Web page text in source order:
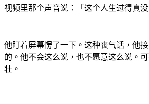
视频里那个声音说：「这个人生过得真没
他盯着屏幕愣了一下。这种丧气话，他
的。他不会这么说，也不愿意这么说。
壮。